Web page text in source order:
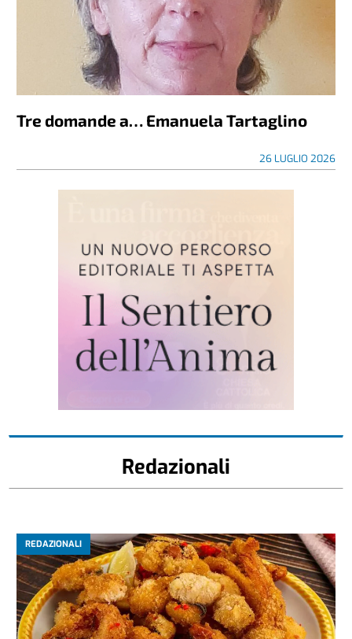
Tre domande a… Emanuela Tartaglino
26 LUGLIO 2026
Redazionali
REDAZIONALI